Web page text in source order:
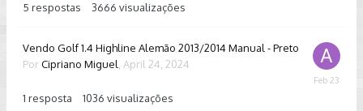
5 respostas 3666 visualizações
Vendo Golf 1.4 Highline Alemão 2013/2014 Manual - Preto
Por Cipriano Miguel April 24, 2024
1 resposta 1036 visualizações
February